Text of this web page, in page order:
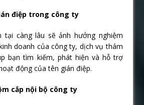
điệp trong công ty
tại càng lâu sẽ ảnh hưởng nghiệm
doanh của công ty, dịch vụ thám
bạn tìm kiếm, phát hiện và hỗ trợ
động của tên gián điệp.
cắp nội bộ công ty